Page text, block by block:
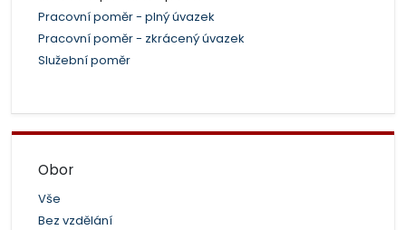
Pracovní poměr - plný úvazek
Pracovní poměr - zkrácený úvazek
Služební poměr
Obor
Vše
Bez vzdělání